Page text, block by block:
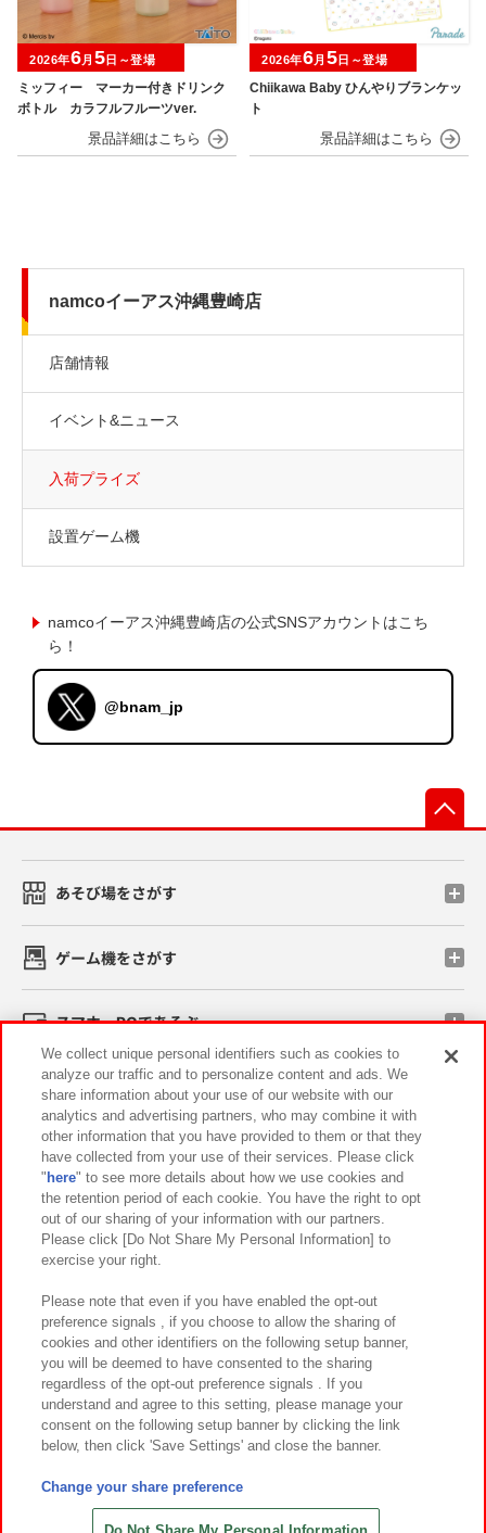
ミッフィー マーカー付きドリンク
ボトル カラフルフルーツver.
2026年6月 5日～登場
Chiikawa Baby ひんやりブランケッ
ト
2026年6月 5日～登場
namcoイーアス沖縄豊崎店
店舗情報
イベント&ニュース
入荷プライズ
設置ゲーム機
namcoイーアス沖縄豊崎店の公式SNSアカウントはこち
ら！
@bnam_jp
あそび場をさがす
ゲーム機をさがす
スマホ・PCであそぶ
イベント・キャンペーン
関連会社 サステナビリティ サイトポリシー
プライバシーポリシー ウェブアクセシビリティ方針と検証結果
お取引先さまとともに
カスタマーハラスメント対応方針 よくあるご質問・お問い合わせ
©Bandai Namco Amusement Inc.
©Bandai Namco Amusement Lab Inc.
©HANAYASHIKI Co., Ltd. All Rights Reserved.
We collect unique personal identifiers such as cookies to
analyze our traffic and to personalize content and ads. We
share information about your use of our website with our
analytics and advertising partners, who may combine it with
other information that you have provided to them or that they
have collected from your use of their services. Please click
" here" to see more details about how we use cookies and
the retention period of each cookie. You have the right to opt
out of our sharing of your information with our partners.
Please click [Do Not Share My Personal Information] to
exercise your right.
Please note that even if you have enabled the opt-out
preference signals , if you choose to allow the sharing of
cookies and other identifiers on the following setup banner,
you will be deemed to have consented to the sharing
regardless of the opt-out preference signals . If you
understand and agree to this setting, please manage your
consent on the following setup banner by clicking the link
below, then click 'Save Settings' and close the banner.
Change your share preference